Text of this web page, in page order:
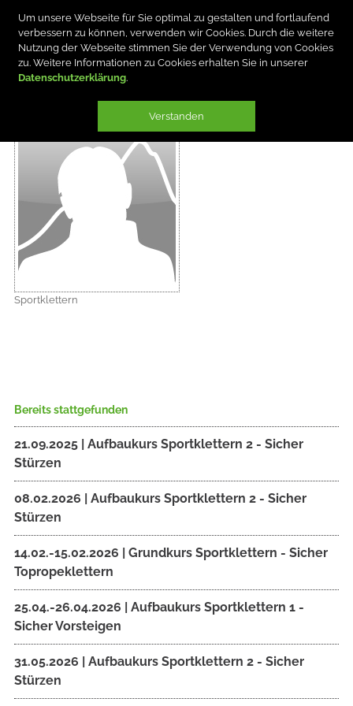
Um unsere Webseite für Sie optimal zu gestalten und fortlaufend
verbessern zu können, verwenden wir Cookies. Durch die weitere
Nutzung der Webseite stimmen Sie der Verwendung von Cookies
zu. Weitere Informationen zu Cookies erhalten Sie in unserer
Datenschutzerklärung
Verstanden
MICHAEL DEGENDORFER
Sportklettern
Bereits stattgefunden
21.09.2025 | Aufbaukurs Sportklettern 2 - Sicher
Stürzen
08.02.2026 | Aufbaukurs Sportklettern 2 - Sicher
Stürzen
14.02.-15.02.2026 | Grundkurs Sportklettern - Sicher
Topropeklettern
25.04.-26.04.2026 | Aufbaukurs Sportklettern 1 -
Sicher Vorsteigen
31.05.2026 | Aufbaukurs Sportklettern 2 - Sicher
Stürzen